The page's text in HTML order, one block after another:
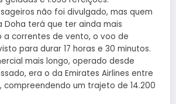
não foi divulgado, mas quem
Doha terá que ter ainda mais
a correntes de vento, o voo de
para durar 17 horas e 30 minutos.
mais longo, operado desde
era o da Emirates Airlines entre
compreendendo um trajeto de 14.200